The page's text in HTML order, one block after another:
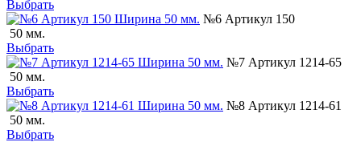
Выбрать
№6 Артикул 150
50 мм.
Выбрать
№7 Артикул 1214-65
50 мм.
Выбрать
№8 Артикул 1214-61
50 мм.
Выбрать